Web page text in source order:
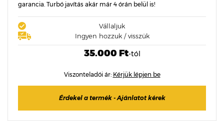
garancia. Turbó javítás akár már 4 órán belül is!
Vállaljuk
Ingyen hozzuk / visszük
35.000 Ft-tól
Viszonteladói ár: Kérjük lépjen be
Érdekel a termék - Ajánlatot kérek